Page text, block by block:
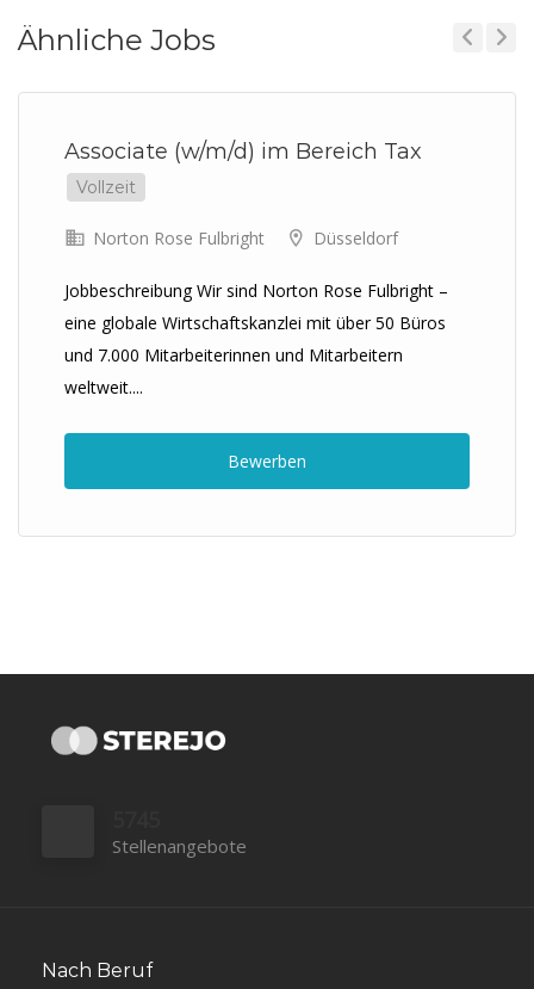
Ähnliche Jobs
Associate (w/m/d) im Bereich Tax
Vollzeit
Norton Rose Fulbright Düsseldorf
Jobbeschreibung Wir sind Norton Rose Fulbright –
eine globale Wirtschaftskanzlei mit über 50 Büros
und 7.000 Mitarbeiterinnen und Mitarbeitern
weltweit....
Bewerben
Stellenangebote
Nach Beruf